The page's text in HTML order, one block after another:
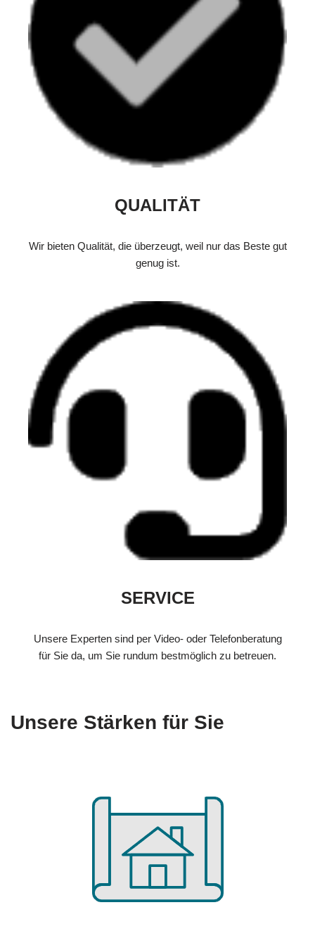
QUALITÄT
Wir bieten Qualität, die überzeugt, weil nur das Beste gut
genug ist.
SERVICE
Unsere Experten sind per Video- oder Telefonberatung
für Sie da, um Sie rundum bestmöglich zu betreuen.
Unsere Stärken für Sie